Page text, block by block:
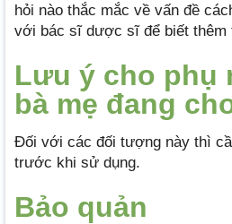
hỏi nào thắc mắc về vấn đề
với bác sĩ dược sĩ để biết thêm
Lưu ý cho phụ
bà mẹ đang
Đối với các đối tượng này thì
trước khi sử dụng.
Bảo quản